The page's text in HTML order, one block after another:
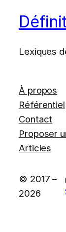
Lexiques
À propos
Référentiel
Contact
Proposer
Articles
© 2017 –
2026